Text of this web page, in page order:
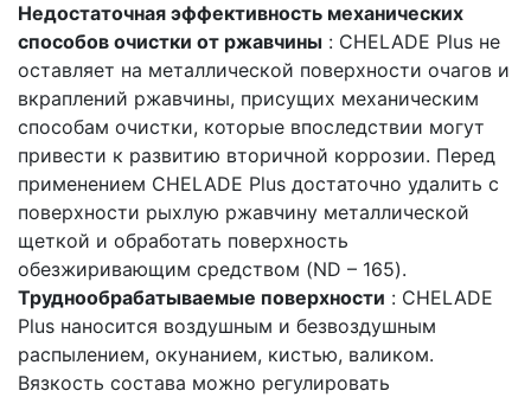
Недостаточная эффективность механических
способов очистки от ржавчины : CHELADE Plus не
оставляет на металлической поверхности очагов и
вкраплений ржавчины, присущих механическим
способам очистки, которые впоследствии могут
привести к развитию вторичной коррозии. Перед
применением CHELADE Plus достаточно удалить с
поверхности рыхлую ржавчину металлической
щеткой и обработать поверхность
обезжиривающим средством (ND – 165).
Труднообрабатываемые поверхности : CHELADE
Plus наносится воздушным и безвоздушным
распылением, окунанием, кистью, валиком.
Вязкость состава можно регулировать